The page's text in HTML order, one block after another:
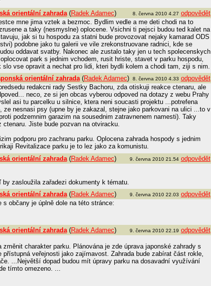
8. června 2010 4.27 odpovědět
orientální zahrada(Radek Adamec)
mne jima vztek a bezmoc. Bydlim vedle a me deti chodi na to
a taky (nesmyslne) oplocene. Vsichni ti pejsci budou ted kalet na
jak si tu hospodu za statni bude provozovat nejaky kamarad ODS
podobne jako tu galerii ve vile zrekonstruovane radnici, kde se
oddavat svatby. Nakonec ale zustalo taky jen u tech spolecenskych
park s jednim vchodem, rusit hriste, stavet v parku hospodu,
vse opravit a nechat pro lidi, kteri bydli kolem a chodi tam, ziji s nim.
8. června 2010 4.33 odpovědět
orientální zahrada(Radek Adamec)
redakcni rady Sestky Bachoru, zda otiskuji reakce ctenaru, ale
neco, ze si jen obcas vyberou odpoved na dotazy z webu Prahy
asi tu parcelku u silnice, ktera neni soucasti projektu ...potrefena
ze nesnasi psy (upne by je zakazal, stejne jako parkovani na ulici ...to v
podzemnim garazim na sousednim zatravnenem namesti). Taky
ctenaru. Jiste bude pozvan na otviracku.
podporu pro zachranu parku. Oplocena zahrada hospody s jednim
Revitalizace parku je to lez jako za komunistu.
9. června 2010 21.54 odpovědět
orientální zahrada(Radek Adamec)
zasloužila zařadezi dokumenty k tématu.
9. června 2010 22.03 odpovědět
orientální zahrada(Radek Adamec)
občany je úplně dole na této stránce:
9. června 2010 22.19 odpovědět
orientální zahrada(Radek Adamec)
změnit charakter parku. Plánována je zde úprava japonské zahrady s
veřejnosti jako zajímavost. Zahrada bude zabírat část rokle,
...Největší dopad budou mít úpravy parku na dosavadní využívání
tímto omezeno. ...